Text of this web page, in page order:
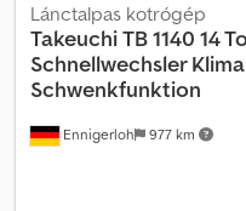
Ennigerloh 977 km
Lánctalpas kotrógép
TakeuchiTB 1140 14
Schnellwechsler
Schwenkfunktion